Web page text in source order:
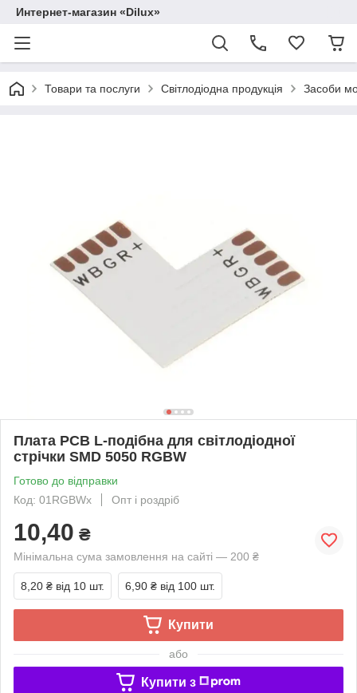
Интернет-магазин «Dilux»
Товари та послуги Світлодіодна продукція Засоби
Плата PCB L-подібна для світлодіодної
стрічки SMD 5050 RGBW
Готово до відправки
Код: 01RGBWx
Опт і роздріб
10,40 ₴
Мінімальна сума замовлення на сайті — 200 ₴
8,20 ₴ від 10 шт. 6,90 ₴ від 100 шт.
Купити
або
Купити з